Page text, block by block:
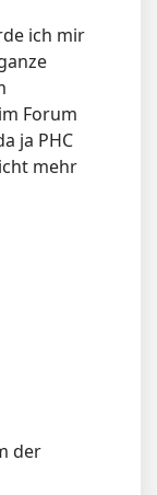
ich mir
Forum
ja PHC
mehr
der